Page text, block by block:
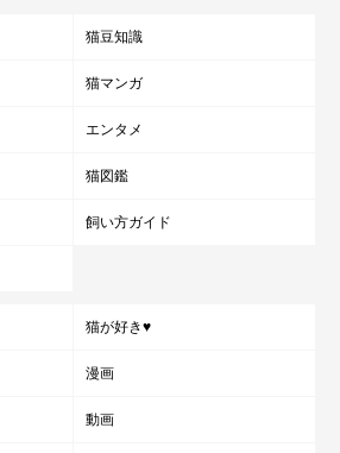
猫豆知識
猫マンガ
エンタメ
猫図鑑
飼い方ガイド
猫が好き♥
漫画
動画